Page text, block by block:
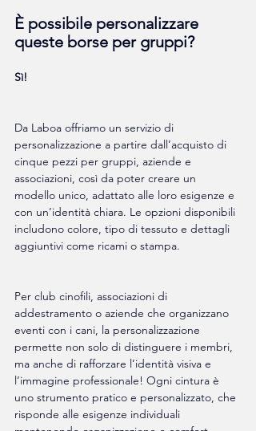
È possibile personalizzare
queste borse per gruppi?
Sì!
Da Laboa offriamo un servizio di
personalizzazione a partire dall’acquisto di
cinque pezzi per gruppi, aziende e
associazioni, così da poter creare un
modello unico, adattato alle loro esigenze e
con un’identità chiara. Le opzioni disponibili
includono colore, tipo di tessuto e dettagli
aggiuntivi come ricami o stampa.
Per club cinofili, associazioni di
addestramento o aziende che organizzano
eventi con i cani, la personalizzazione
permette non solo di distinguere i membri,
ma anche di rafforzare l’identità visiva e
l’immagine professionale! Ogni cintura è
uno strumento pratico e personalizzato, che
risponde alle esigenze individuali